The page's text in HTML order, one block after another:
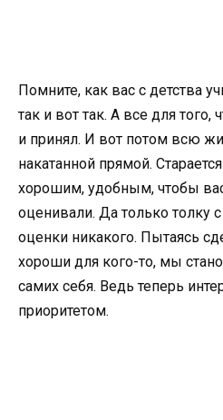
Помните, как вас с детства
так и вот так. А все для того,
и принял. И вот потом всю
накатанной прямой.
хорошим, удобным, чтобы
оценивали. Да только толку с
оценки никакого. Пытаясь
хороши для кого-то, мы
самих себя. Ведь теперь
приоритетом.